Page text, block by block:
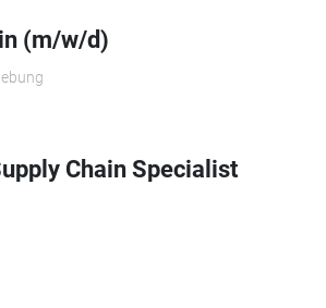
(m/w/d)
Chain Specialist